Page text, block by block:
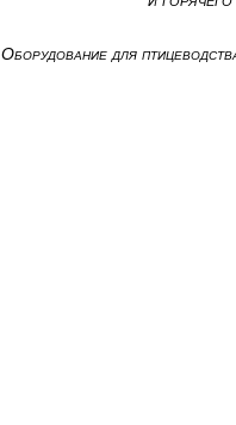
Оборудование для